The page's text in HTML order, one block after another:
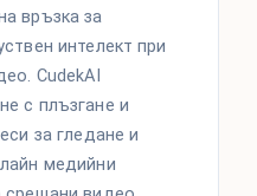
връзка за
интелект при
CudekAI
с плъзгане и
за гледане и
медийни